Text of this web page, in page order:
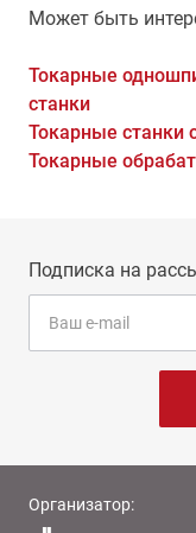
Может быть
Токарные
станки
Токарные станки
Токарные
Подписка на
Организатор: